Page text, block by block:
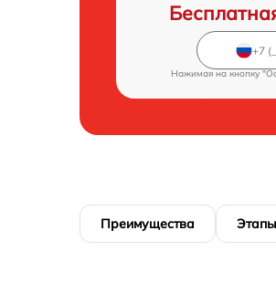
Нажимая на кнопку
Преимущества